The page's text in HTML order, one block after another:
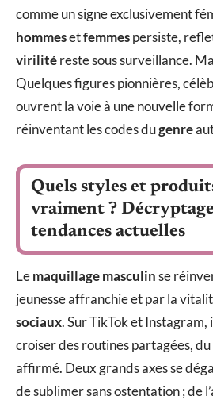
comme un signe exclusivement
hommesetfemmespersiste,
virilitéreste sous surveillance.
Quelques figures pionnières,
ouvrent la voie à une nouvelle
réinventant les codes dugenre
Quels styles et
vraiment ?
tendances actuelles
Lemaquillage masculinse
jeunesse affranchie et par la
sociaux. Sur TikTok et Instagram,
croiser des routines partagées,
affirmé. Deux grands axes se
de sublimer sans ostentation ; de